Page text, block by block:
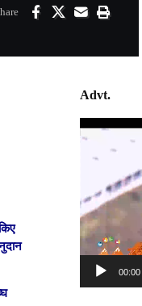
Advt.
Video
00:00